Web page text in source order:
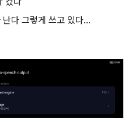
다 그렇게 쓰고 있다...